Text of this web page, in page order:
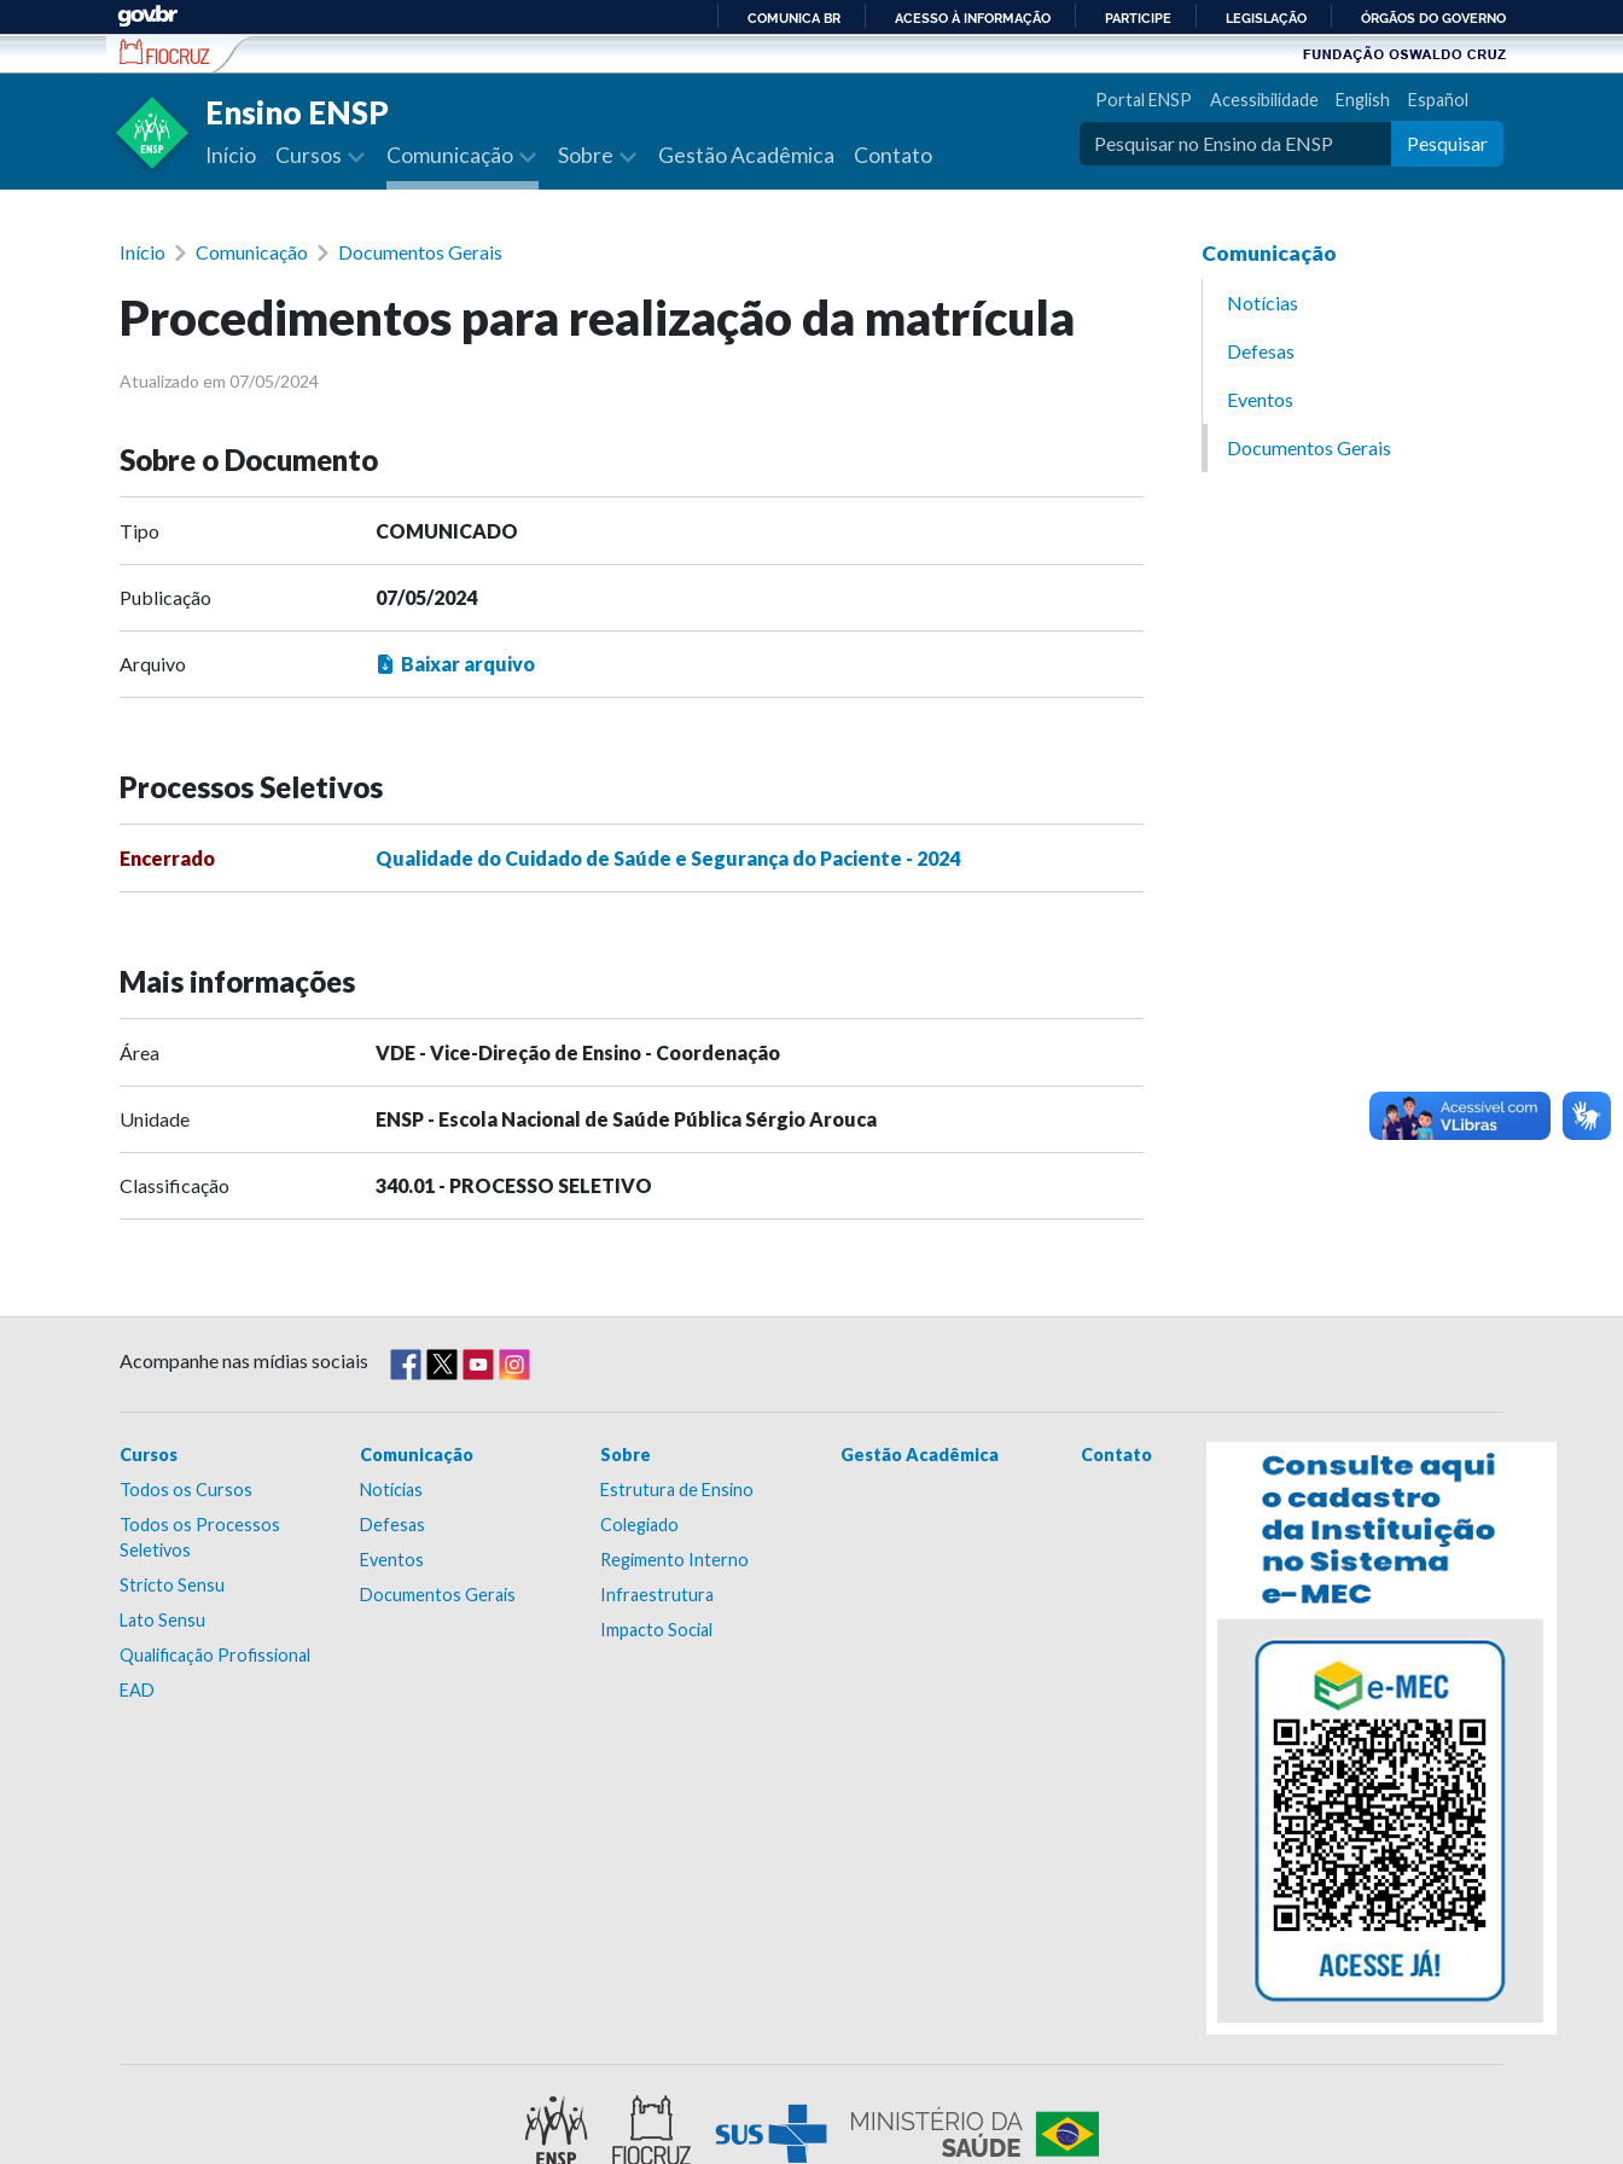
Ir para conteúdo
PARA
COMUNICA BR ACESSO À INFORMAÇÃO PARTICIPE LEGISLAÇÃO ÓRGÃOS DO GOVERNO
Ensino ENSP
Início Cursos Comunicação Sobre Gestão Acadêmica Contato
Portal ENSP Acessibilidade English Español
Pesquisar
Início Comunicação Documentos Gerais
Procedimentos para realização da matrícula
Atualizado em 07/05/2024
Sobre o Documento
Tipo COMUNICADO
Publicação 07/05/2024
Arquivo Baixar arquivo
Processos Seletivos
Encerrado Qualidade do Cuidado de Saúde e Segurança do Paciente - 2024
Mais informações
Área VDE - Vice-Direção de Ensino - Coordenação
Unidade ENSP - Escola Nacional de Saúde Pública Sérgio Arouca
Classificação 340.01 - PROCESSO SELETIVO
Comunicação
Notícias
Defesas
Eventos
Documentos Gerais
Acompanhe nas mídias sociais
Cursos
Todos os Cursos
Todos os Processos
Seletivos
Stricto Sensu
Lato Sensu
Qualificação Profissional
EAD
Comunicação
Notícias
Defesas
Eventos
Documentos Gerais
Sobre
Estrutura de Ensino
Colegiado
Regimento Interno
Infraestrutura
Impacto Social
Gestão Acadêmica Contato